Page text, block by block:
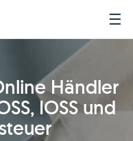
☰
Händler
IOSS und